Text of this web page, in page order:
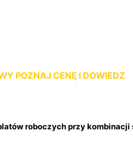
POZNAJ CENĘ I DOWIEDZ
roboczych przy